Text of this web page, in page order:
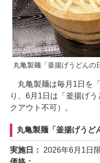
丸亀製麺「釜揚げうどんの
丸亀製麺は毎月1日を
り、6月1日は「釜揚げ
クアウト不可）。
丸亀製麺「釜揚げうど
実施日： 2026年6月1日